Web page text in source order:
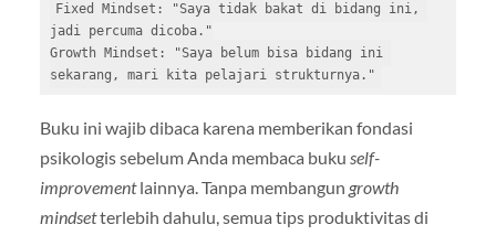
Fixed Mindset: "Saya tidak bakat di bidang ini,
jadi percuma dicoba."
Growth Mindset: "Saya belum bisa bidang ini
Buku ini wajib dibaca karena memberikan fondasi
psikologis sebelum Anda membaca buku self-
improvementlainnya. Tanpa membangun growth
mindsetterlebih dahulu, semua tips produktivitas di